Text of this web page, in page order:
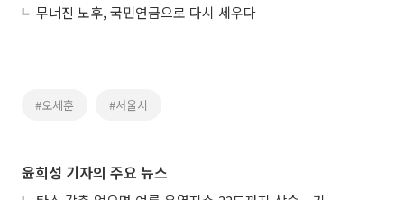
무너진 노후, 국민연금으로 다시 세우다
#오세훈 #서울시
윤희성 기자의 주요 뉴스